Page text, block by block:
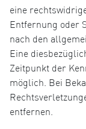
eine
Entfernung oder
nach den
Eine
Zeitpunkt der
möglich. Bei
entfernen.